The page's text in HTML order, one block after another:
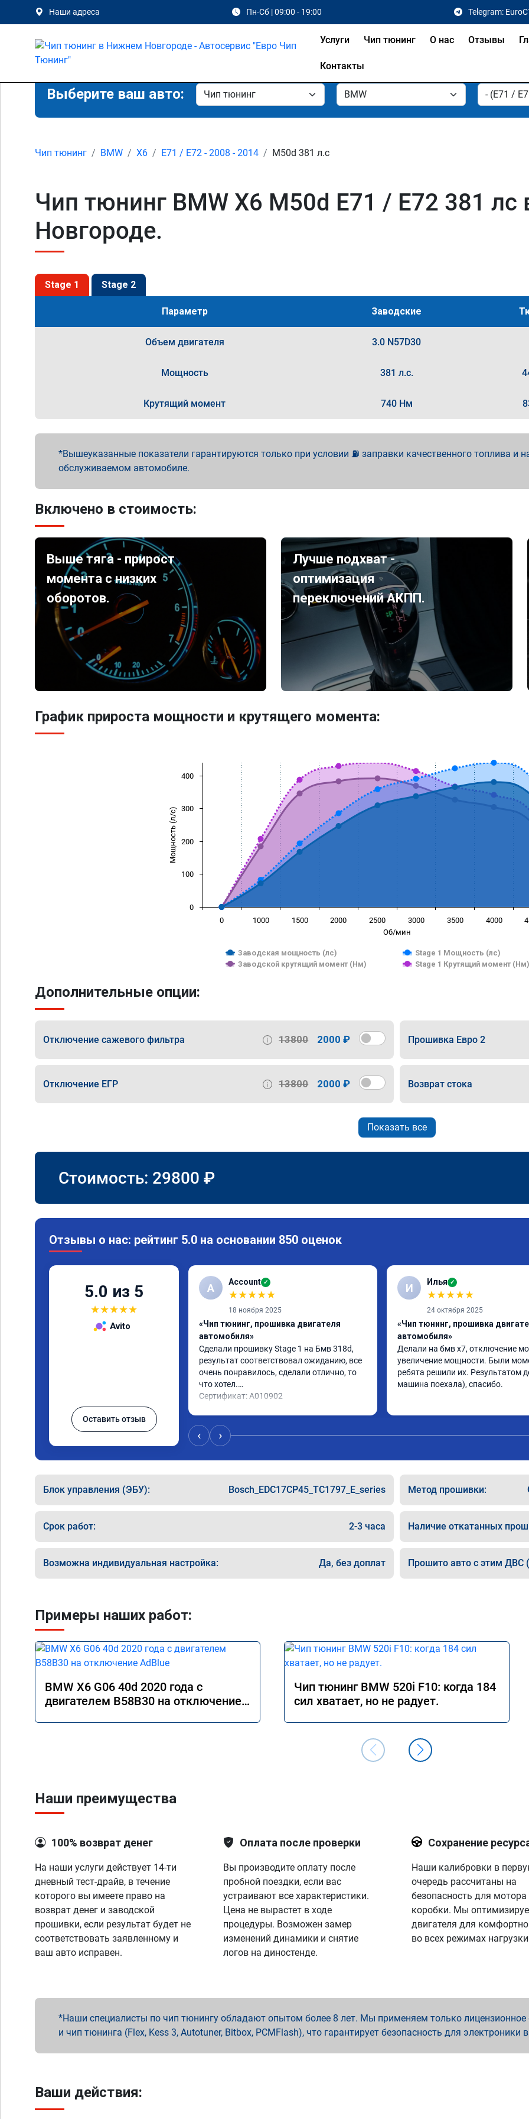
Наши адреса Пн-Сб | 09:00 - 19:00 Telegram:
Услуги Чип тюнинг О нас Отзывы
Контакты
Выберите ваш авто:
Чип тюнинг BMW X6 E71 / E72 - 2008 - 2014 M50d 381 л.с
Чип тюнинг BMW X6 M50d E71 / E72 381
Новгороде.
Stage 1 Stage 2
Параметр Заводские
Объем двигателя 3.0 N57D30
Мощность 381 л.с.
Крутящий момент 740 Нм
Вышеуказанные показатели гарантируются только при условии ⛽ заправки качественного топлива и
обслуживаемом автомобиле.
Включено в стоимость:
Выше тяга - прирост
момента с низких
оборотов.
Лучше подхват -
оптимизация
переключений АКПП.
График прироста мощности и крутящего момента:
Об/мин
Мощность (л/с)
Заводская мощность (лс)
Stage 1 Мощность (лс)
Заводской крутящий момент (Нм)
Stage 1 Крутящий момент (Нм)
0 1000 1500 2000 2500 3000 3500 4000
0
100
200
300
400
Дополнительные опции:
Отключение сажевого фильтра 13800 2000 ₽ Прошивка Евро 2
Отключение ЕГР 13800 2000 ₽ Возврат стока
Показать все
Стоимость: 29800 ₽
Отзывы о нас: рейтинг 5.0 на основании 850 оценок
5.0 из 5
★★★★★
Avito
Оставить отзыв
A Account ✓
★★★★★
18 ноября 2025
«Чип тюнинг, прошивка двигателя
автомобиля»
Сделали прошивку Stage 1 на Бмв 318d,
результат соответствовал ожиданию, все
очень понравилось, сделали отлично, то
что хотел.
Сертификат: A010902
И Илья ✓
★★★★★
24 октября 2025
«Чип тюнинг, прошивка
автомобиля»
Делали на бмв х7, отключение
увеличение мощности. Были
ребята решили их. Результатом
машина поехала), спасибо.
‹ ›
Блок управления (ЭБУ): Bosch_EDC17CP45_TC1797_E_series Метод прошивки:
Срок работ: 2-3 часа Наличие откатанных
Возможна индивидуальная настройка: Да, без доплат Прошито авто с этим ДВС
Примеры наших работ:
BMW X6 G06 40d 2020 года с
двигателем B58B30 на отключение
Чип тюнинг BMW 520i F10: когда 184
сил хватает, но не радует.
Наши преимущества
100% возврат денег
На наши услуги действует 14-ти
дневный тест-драйв, в течение
которого вы имеете право на
возврат денег и заводской
прошивки, если результат будет не
соответствовать заявленному и
ваш авто исправен.
Оплата после проверки
Вы производите оплату после
пробной поездки, если вас
устраивают все характеристики.
Цена не вырастет в ходе
процедуры. Возможен замер
изменений динамики и снятие
логов на диностенде.
Сохранение
Наши калибровки в
очередь рассчитаны на
безопасность для мотора
коробки. Мы
двигателя для
во всех режимах
Наши специалисты по чип тюнингу обладают опытом более 8 лет. Мы применяем только лицензионное
и чип тюнинга (Flex, Kess 3, Autotuner, Bitbox, PCMFlash), что гарантирует безопасность для электроники
Ваши действия: